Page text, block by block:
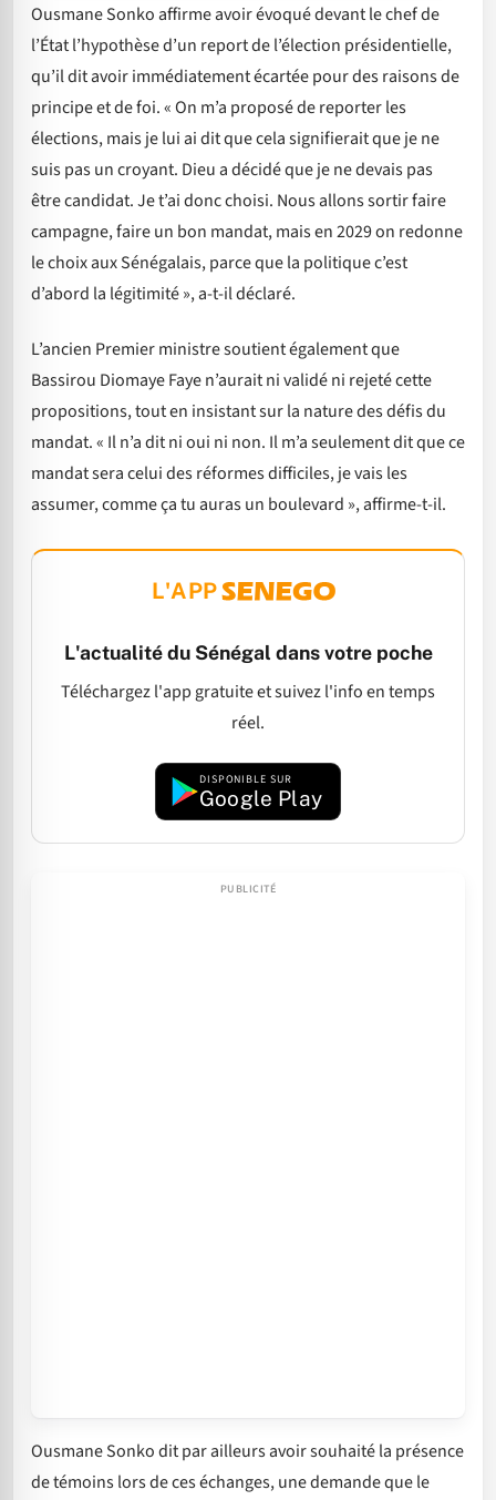
Ousmane Sonko affirme avoir évoqué devant le chef de
l’État l’hypothèse d’un report de l’élection présidentielle,
qu’il dit avoir immédiatement écartée pour des raisons de
principe et de foi. « On m’a proposé de reporter les
élections, mais je lui ai dit que cela signifierait que je ne
suis pas un croyant. Dieu a décidé que je ne devais pas
être candidat. Je t’ai donc choisi. Nous allons sortir faire
campagne, faire un bon mandat, mais en 2029 on redonne
le choix aux Sénégalais, parce que la politique c’est
d’abord la légitimité », a-t-il déclaré.
L’ancien Premier ministre soutient également que
Bassirou Diomaye Faye n’aurait ni validé ni rejeté cette
propositions, tout en insistant sur la nature des défis du
mandat. « Il n’a dit ni oui ni non. Il m’a seulement dit que ce
mandat sera celui des réformes difficiles, je vais les
assumer, comme ça tu auras un boulevard », affirme-t-il.
L'APP
L'actualité du Sénégal dans votre poche
Téléchargez l'app gratuite et suivez l'info en temps
réel.
DISPONIBLE SUR
Google Play
Ousmane Sonko dit par ailleurs avoir souhaité la présence
de témoins lors de ces échanges, une demande que le